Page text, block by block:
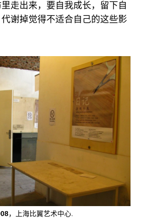
走出来，要自我成长，留下自
谢掉觉得不适合自己的这些影
，上海比翼艺术中心.